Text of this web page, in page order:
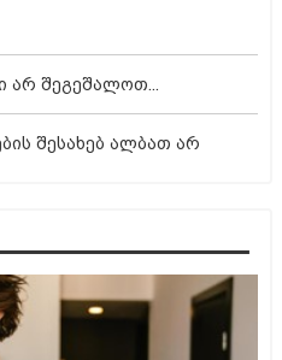
არ შეგეშალოთ...
შესახებ ალბათ არ